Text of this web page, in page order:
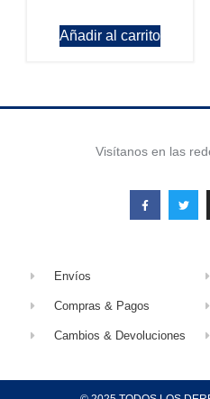
Añadir al carrito
Visítanos en las
Envíos
Compras & Pagos
Cambios & Devoluciones